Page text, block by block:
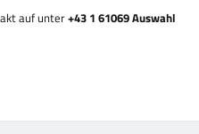
auf unter+43 1 61069 Auswahl